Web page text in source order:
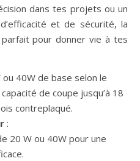
dans tes projets ou un
et de sécurité, la
pour donner vie à tes
ou 40W de base selon le
de coupe jusqu’à 18
contreplaqué.
:
20 W ou 40W pour une